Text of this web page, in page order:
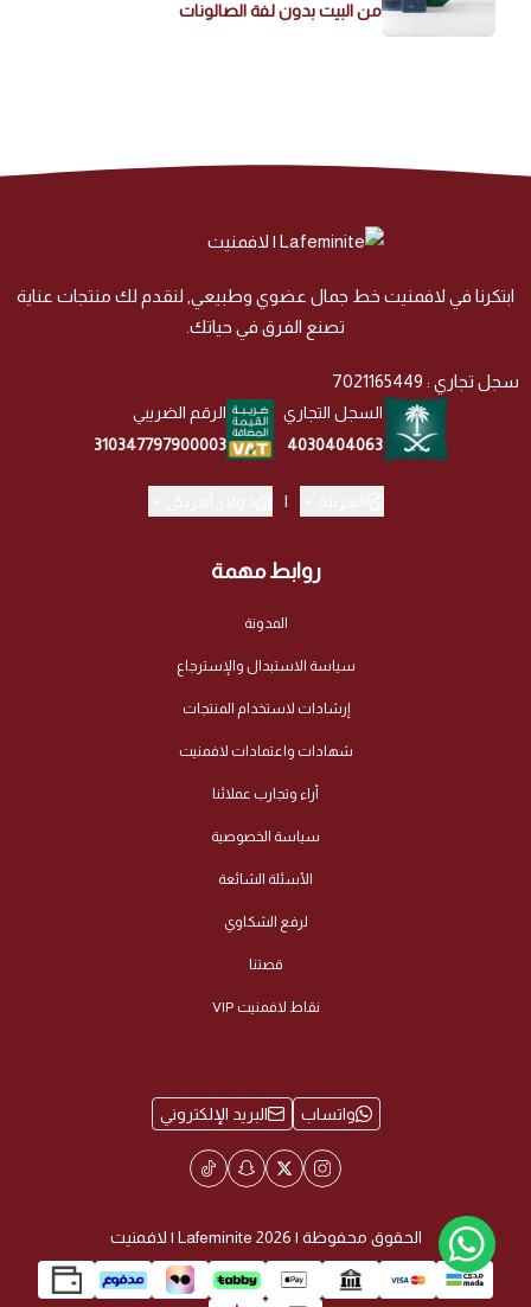
من البيت بدون لفة الصالونات
روابط مهمة
المدونة
سياسة الاستبدال والإسترجاع
إرشادات لاستخدام المنتجات
شهادات واعتمادات لافمنيت
أراء وتجارب عملائنا
سياسة الخصوصية
الأسئلة الشائعة
لرفع الشكاوي
قصتنا
نقاط لافمنيت VIP
ابتكرنا في لافمنيت خط جمال عضوي وطبيعي, لنقدم لك منتجات عناية
تصنع الفرق في حياتك.
سجل تجاري : 7021165449
السجل التجاري
4030404063
الرقم الضريبي
310347797900003
|
واتساب البريد الإلكتروني
الحقوق محفوظة | 2026 Lafeminite | لافمنيت